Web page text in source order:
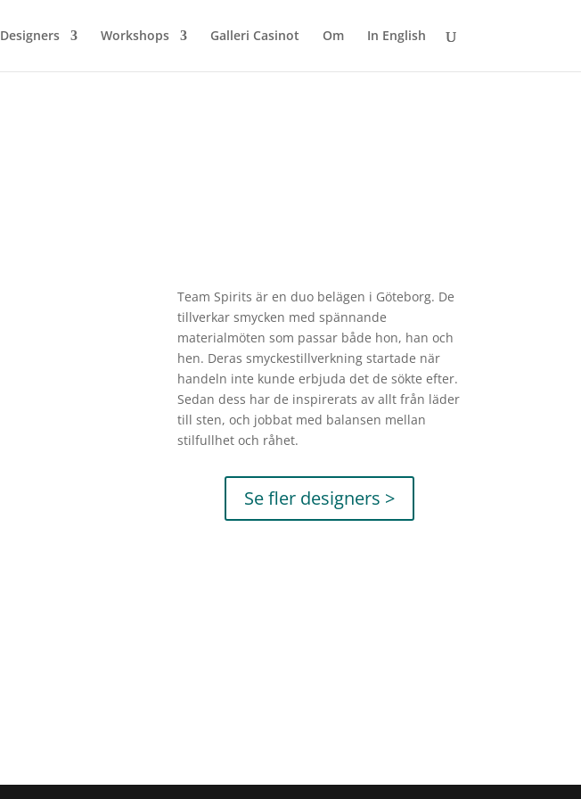
Designers Workshops Galleri Casinot Om In English
Team Spirits är en duo belägen i Göteborg. De
tillverkar smycken med spännande
materialmöten som passar både hon, han och
hen. Deras smyckestillverkning startade när
handeln inte kunde erbjuda det de sökte efter.
Sedan dess har de inspirerats av allt från läder
till sten, och jobbat med balansen mellan
stilfullhet och råhet.
Se fler designers >